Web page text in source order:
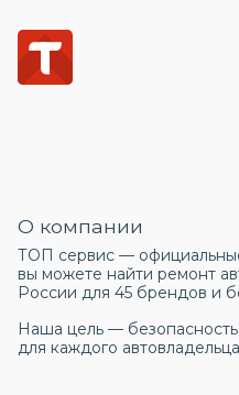
О компании
ТОП сервис —
вы можете найти ремонт
России для 45 брендов и
Наша цель —
для каждого